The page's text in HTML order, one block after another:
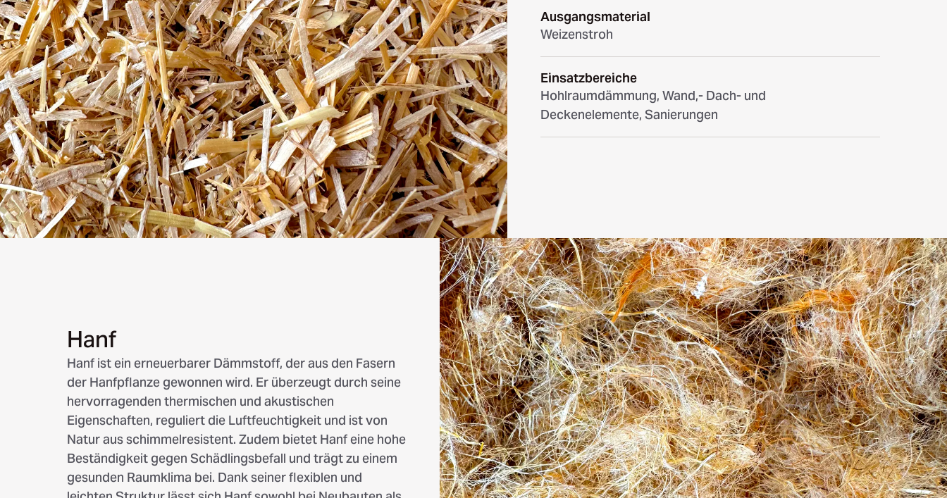
Ausgangsmaterial
Weizenstroh
Einsatzbereiche
Hohlraumdämmung, Wand,- Dach- und
Deckenelemente, Sanierungen
Hanf
Hanf ist ein erneuerbarer Dämmstoff, der aus den Fasern
der Hanfpflanze gewonnen wird. Er überzeugt durch seine
hervorragenden thermischen und akustischen
Eigenschaften, reguliert die Luftfeuchtigkeit und ist von
Natur aus schimmelresistent. Zudem bietet Hanf eine hohe
Beständigkeit gegen Schädlingsbefall und trägt zu einem
gesunden Raumklima bei. Dank seiner flexiblen und